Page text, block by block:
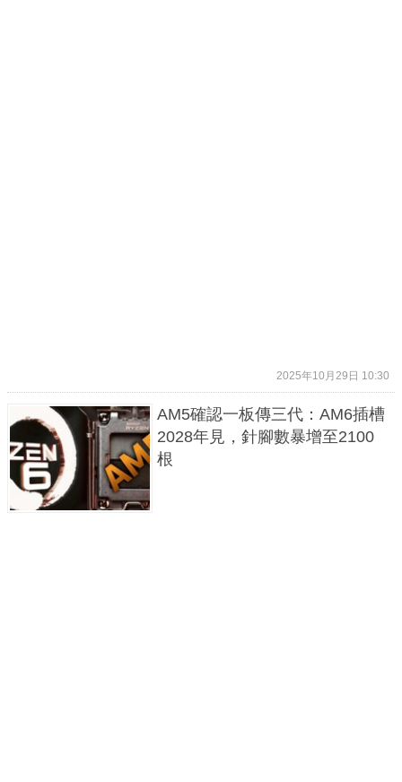
2025年10月29日 10:30
AM5確認一板傳三代：AM6插槽
2028年見，針腳數暴增至2100
根